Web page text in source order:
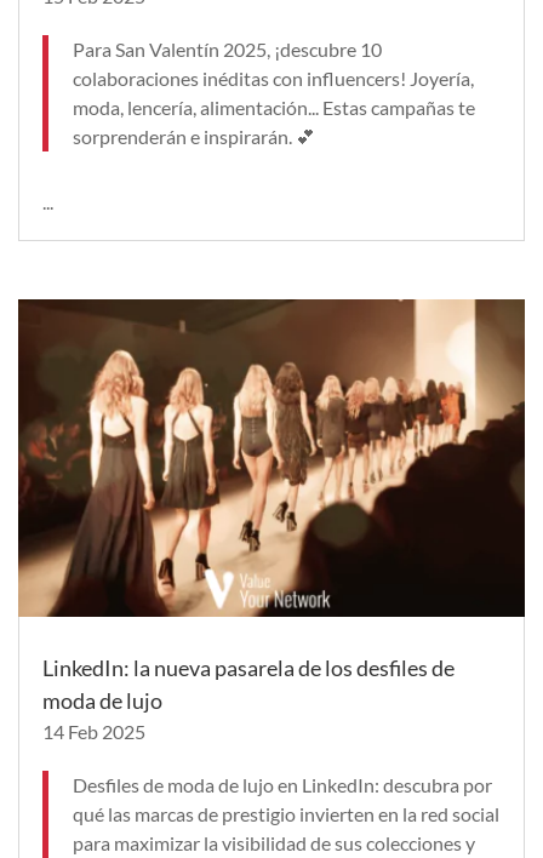
Para San Valentín 2025, ¡descubre 10
colaboraciones inéditas con influencers! Joyería,
moda, lencería, alimentación... Estas campañas te
sorprenderán e inspirarán. 💕
...
LinkedIn: la nueva pasarela de los desfiles de
moda de lujo
14 Feb 2025
Desfiles de moda de lujo en LinkedIn: descubra por
qué las marcas de prestigio invierten en la red social
para maximizar la visibilidad de sus colecciones y